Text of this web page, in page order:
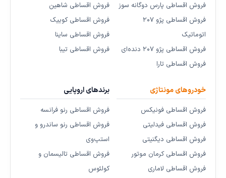
فروش اقساطی پارس دوگانه سوز
فروش اقساطی پژو ۲۰۷
اتوماتیک
فروش اقساطی پژو ۲۰۷ دنده‌ای
فروش اقساطی تارا
فروش اقساطی شاهین
فروش اقساطی کوییک
فروش اقساطی ساینا
فروش اقساطی تیبا
خودروهای مونتاژی
فروش اقساطی فونیکس
فروش اقساطی فیدلیتی
فروش اقساطی دیگنیتی
فروش اقساطی کرمان موتور
فروش اقساطی لاماری
برندهای اروپایی
فروش اقساطی رنو فرانسه
فروش اقساطی رنو ساندرو و
استپ‌وی
فروش اقساطی تالیسمان و
کولئوس